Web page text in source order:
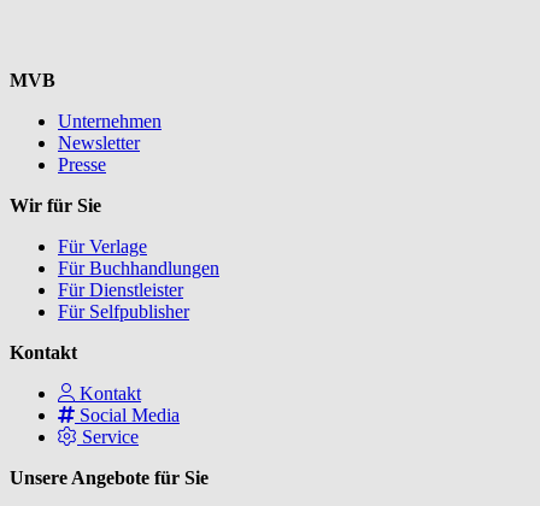
MVB
Unternehmen
Newsletter
Presse
Wir für Sie
Für Verlage
Für Buchhandlungen
Für Dienstleister
Für Selfpublisher
Kontakt
Kontakt
Social Media
Service
Unsere Angebote für Sie